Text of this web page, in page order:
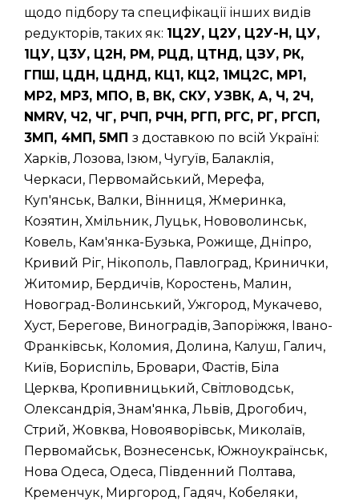
щодо підбору та специфікації інших видів
редукторів, таких як: 1Ц2У, Ц2У, Ц2У-Н, ЦУ,
1ЦУ, Ц3У, Ц2Н, РМ, РЦД, ЦТНД, ЦЗУ, РК,
ГПШ, ЦДН, ЦДНД, КЦ1, КЦ2, 1МЦ2С, МР1,
МР2, МР3, МПО, В, ВК, СКУ, УЗВК, А, Ч, 2Ч,
NMRV, Ч2, ЧГ, РЧП, РЧН, РГП, РГС, РГ, РГСП,
3МП, 4МП, 5МП з доставкою по всій Україні:
Харків, Лозова, Ізюм, Чугуїв, Балаклія,
Черкаси, Первомайський, Мерефа,
Куп'янськ, Валки, Вінниця, Жмеринка,
Козятин, Хмільник, Луцьк, Нововолинськ,
Ковель, Кам'янка-Бузька, Рожище, Дніпро,
Кривий Ріг, Нікополь, Павлоград, Кринички,
Житомир, Бердичів, Коростень, Малин,
Новоград-Волинський, Ужгород, Мукачево,
Хуст, Берегове, Виноградів, Запоріжжя, Івано-
Франківськ, Коломия, Долина, Калуш, Галич,
Київ, Бориспіль, Бровари, Фастів, Біла
Церква, Кропивницький, Світловодськ,
Олександрія, Знам'янка, Львів, Дрогобич,
Стрий, Жовква, Новояворівськ, Миколаїв,
Первомайськ, Вознесенськ, Южноукраїнськ,
Нова Одеса, Одеса, Південний Полтава,
Кременчук, Миргород, Гадяч, Кобеляки,